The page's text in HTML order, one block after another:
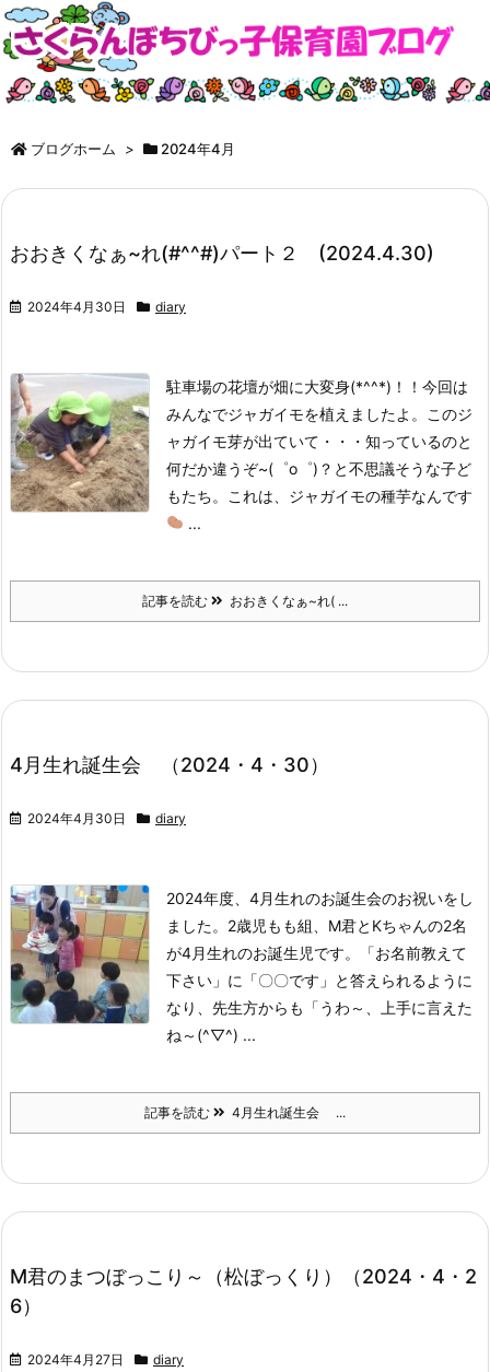
ブログホーム > 2024年4月
おおきくなぁ~れ(#^^#)パート２ (2024.4.30)
2024年4月30日 diary
駐車場の花壇が畑に大変身(*^^*)！！今回は
みんなでジャガイモを植えましたよ。
このジ
ャガイモ芽が出ていて・・・知っているのと
何だか違うぞ~(゜o゜)？と不思議そうな子ど
もたち。これは、ジャガイモの種芋なんです
...
記事を読む おおきくなぁ~れ( ...
4月生れ誕生会 （2024・4・30）
2024年4月30日 diary
2024年度、4月生れのお誕生会のお祝いをし
ました。 2歳児もも組、M君とKちゃんの2名
が4月生れのお誕生児です。「お名前教えて
下さい」に「〇〇です」と答えられるように
なり、先生方からも「うわ～、上手に言えた
ね～(^▽^) ...
記事を読む 4月生れ誕生会 ...
M君のまつぼっこり～（松ぼっくり）（2024・4・2
6）
2024年4月27日 diary